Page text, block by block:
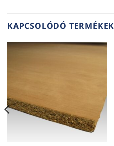
KAPCSOLÓDÓ TERMÉKEK